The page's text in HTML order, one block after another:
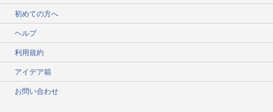
初めての方へ
ヘルプ
利用規約
アイデア箱
お問い合わせ